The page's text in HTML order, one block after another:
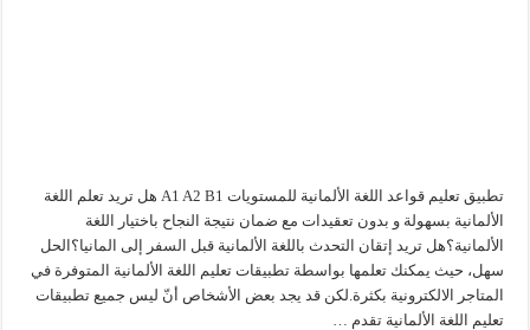
تطبيق تعليم قواعد اللغة الألمانية للمستويات A1 A2 B1 هل تريد تعلم اللغة
الألمانية بسهولة و بدون تعقيدات مع ضمان نتيجة النجاح باختيار اللغة
الألمانية؟هل تريد إتقان التحدث باللغة الألمانية قبل السفر إلى المانيا؟الحل
سهل، حيث يمكنك تعلمها بواسطة تطبيقات تعليم اللغة الألمانية المتوفرة في
المتاجر الالكترونية بكثرة.لكن قد يجد بعض الأشخاص أنّ ليس جميع تطبيقات
تعليم اللغة الألمانية تقدم …